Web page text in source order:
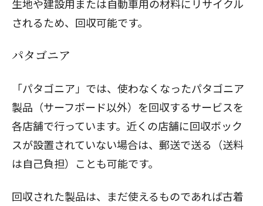
生地や建設用または自動車用の材料にリサイクル
されるため、回収可能です。
パタゴニア
「パタゴニア」では、使わなくなったパタゴニア
製品（サーフボード以外）を回収するサービスを
各店舗で行っています。近くの店舗に回収ボック
スが設置されていない場合は、郵送で送る（送料
は自己負担）ことも可能です。
回収された製品は、まだ使えるものであれば古着